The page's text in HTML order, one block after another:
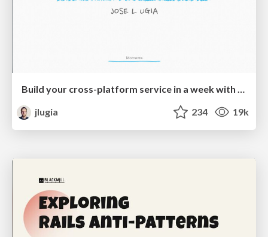
Build your cross-platform service in a week with App Engine
jlugia
234 19k